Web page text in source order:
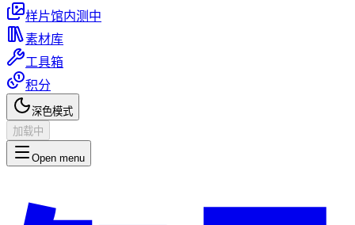
样片馆内测中
素材库
工具箱
积分
深色模式
加载中
Open menu